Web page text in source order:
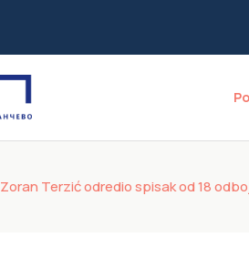
Zoran Terzić odredio spisak od 18